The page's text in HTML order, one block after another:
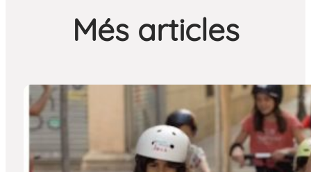
Més articles